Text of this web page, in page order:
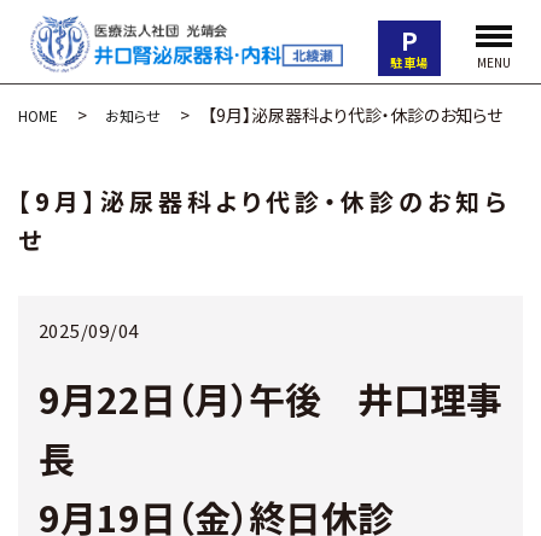
P
駐車場 MENU
HOME お知らせ 【9月】泌尿器科より代診・休診のお知らせ
【9月】泌尿器科より代診・休診のお知ら
せ
2025/09/04
9月22日（月）午後 井口理事
長
9月19日（金）終日休診